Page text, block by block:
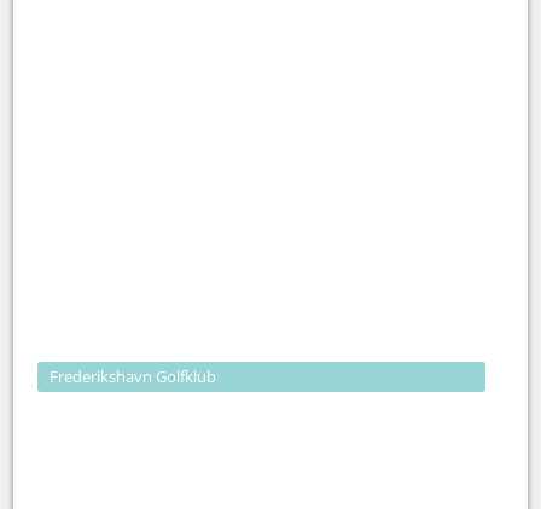
Frederikshavn Golfklub